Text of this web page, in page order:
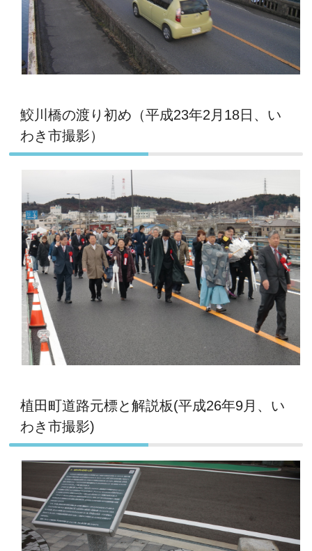
鮫川橋の渡り初め（平成23年2月18日、い
わき市撮影）
植田町道路元標と解説板(平成26年9月、い
わき市撮影)